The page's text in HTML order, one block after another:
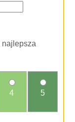
najlepsza
4 5